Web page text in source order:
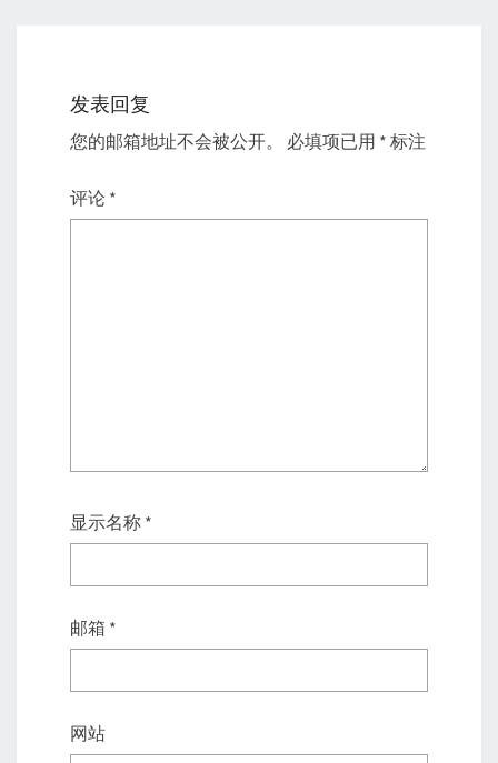
发表回复
您的邮箱地址不会被公开。 必填项已用 * 标注
评论 *
显示名称 *
邮箱 *
网站